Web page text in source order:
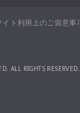
イト利用上のご留意事
ALL RIGHTS RESERVED.